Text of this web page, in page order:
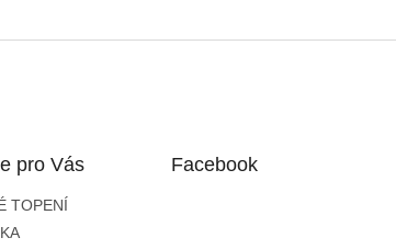
pro Vás
TOPENÍ
Facebook